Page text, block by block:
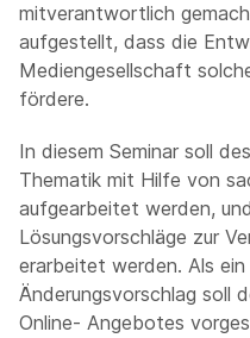
mitverantwortlich
aufgestellt, dass die
Mediengesellschaft
fördere.
In diesem Seminar soll
Thematik mit Hilfe von
aufgearbeitet werden,
Lösungsvorschläge zur
erarbeitet werden. Als
Änderungsvorschlag soll
Online- Angebotes